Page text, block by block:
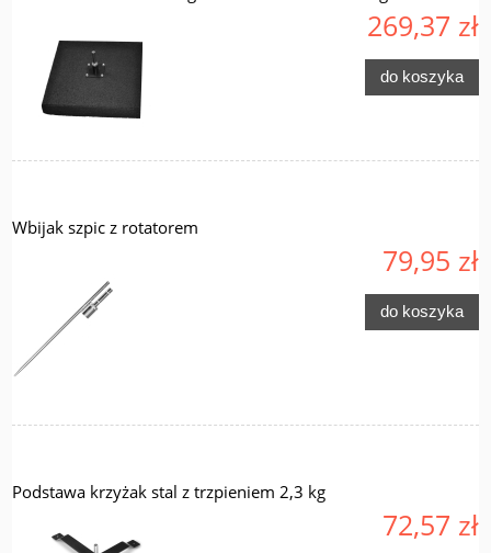
269,37 zł
do koszyka
Wbijak szpic z rotatorem
79,95 zł
do koszyka
Podstawa krzyżak stal z trzpieniem 2,3 kg
72,57 zł